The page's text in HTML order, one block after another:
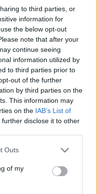
to third parties, or
information for
the below opt-out
note that after your
continue seeing
information utilized by
to third parties prior to
out of the further
by third parties on the
This information may
on the IAB’s List of
further disclose it to other
one or more Google
You may click to
its third-party tags to
in below Google
Outs
of my
15 18:00
működését!